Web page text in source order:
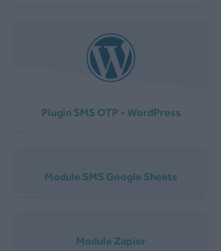
Plugin SMS OTP - WordPress
Module SMS Google Sheets
Module Zapier